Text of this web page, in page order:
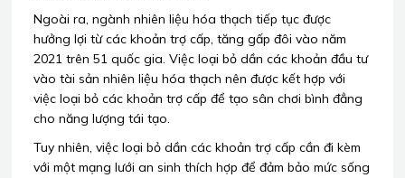
Ngoài ra, ngành nhiên liệu hóa thạch tiếp tục được
hưởng lợi từ các khoản trợ cấp, tăng gấp đôi vào năm
2021 trên 51 quốc gia. Việc loại bỏ dần các khoản đầu tư
vào tài sản nhiên liệu hóa thạch nên được kết hợp với
việc loại bỏ các khoản trợ cấp để tạo sân chơi bình đẳng
cho năng lượng tái tạo.
Tuy nhiên, việc loại bỏ dần các khoản trợ cấp cần đi kèm
với một mạng lưới an sinh thích hợp để đảm bảo mức sống